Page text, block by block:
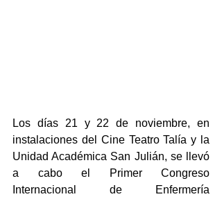
Los días 21 y 22 de noviembre, en
instalaciones del Cine Teatro Talía y la
Unidad Académica San Julián, se llevó
a cabo el Primer Congreso
Internacional de Enfermería